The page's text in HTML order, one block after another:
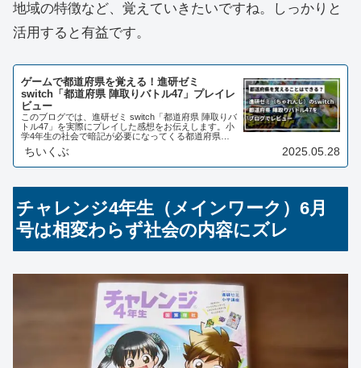
地域の特徴など、覚えていきたいですね。しっかりと
活用すると有益です。
ゲームで都道府県を覚える！進研ゼミ
switch「都道府県 陣取りバトル47」プレイレ
ビュー
このブログでは、進研ゼミ switch「都道府県 陣取りバ
トル47」を実際にプレイした感想をお伝えします。小
学4年生の社会で暗記が必要になってくる都道府県。
都道府県名だけでなく、県庁所在地や場所もしっかり
覚える必要があり、苦行ともいわれるほど4年生の難
関だと言われています。そんな都道府県を覚えるため
ちいくぶ 2025.05.28
チャレンジ4年生（メインワーク）6月
号は相変わらず社会の内容にズレ